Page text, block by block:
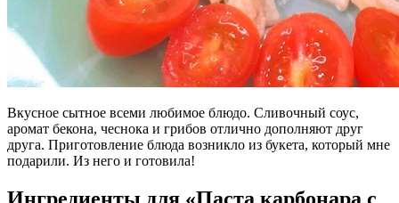
Вкусное сытное всеми любимое блюдо. Сливочный соус,
аромат бекона, чеснока и грибов отлично дополняют друг
друга. Приготовление блюда возникло из букета, который мне
подарили. Из него и готовила!
Ингредиенты для «Паста карбонара с